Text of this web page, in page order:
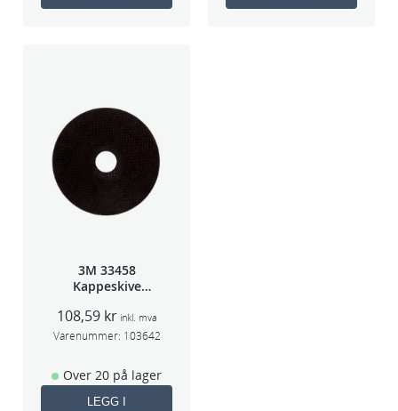
3M 33458
Kappeskive
5stk/pk pris/stk
108,59 kr inkl. mva
Varenummer: 103642
Over 20 på lager
LEGG I